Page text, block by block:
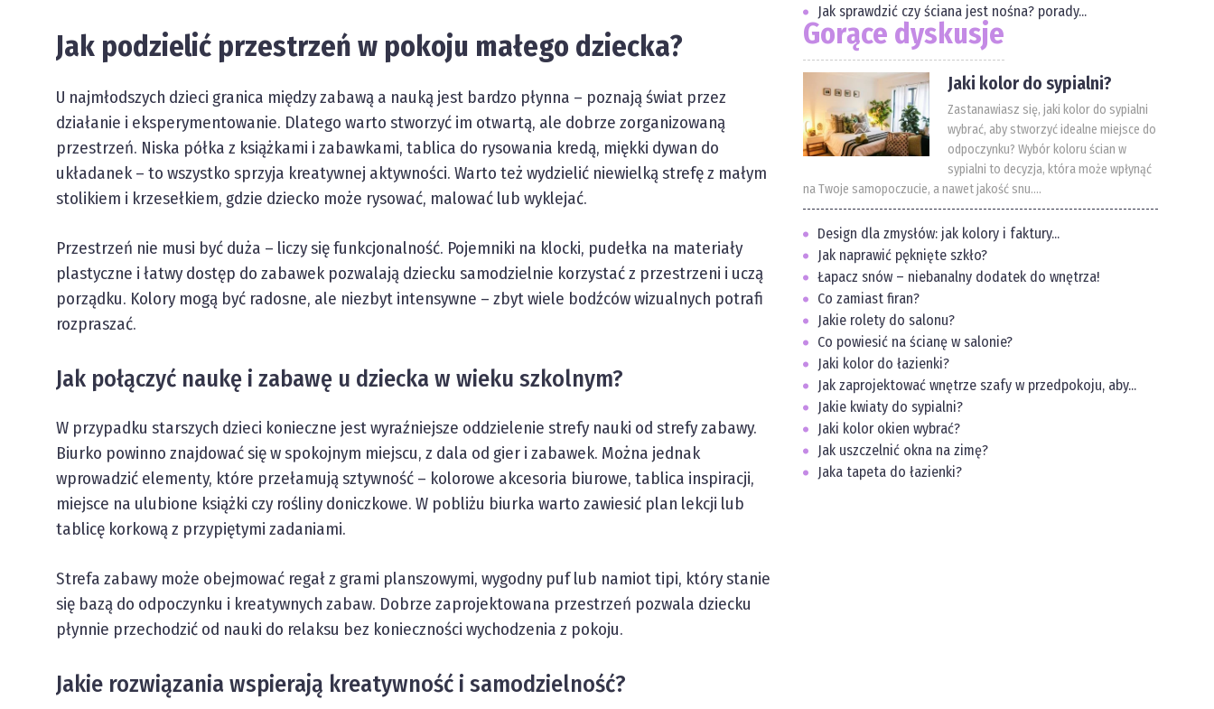
Jak podzielić przestrzeń w pokoju małego dziecka?
U najmłodszych dzieci granica między zabawą a nauką jest bardzo płynna – poznają świat przez
działanie i eksperymentowanie. Dlatego warto stworzyć im otwartą, ale dobrze zorganizowaną
przestrzeń. Niska półka z książkami i zabawkami, tablica do rysowania kredą, miękki dywan do
układanek – to wszystko sprzyja kreatywnej aktywności. Warto też wydzielić niewielką strefę z małym
stolikiem i krzesełkiem, gdzie dziecko może rysować, malować lub wyklejać.
Przestrzeń nie musi być duża – liczy się funkcjonalność. Pojemniki na klocki, pudełka na materiały
plastyczne i łatwy dostęp do zabawek pozwalają dziecku samodzielnie korzystać z przestrzeni i uczą
porządku. Kolory mogą być radosne, ale niezbyt intensywne – zbyt wiele bodźców wizualnych potrafi
rozpraszać.
Jak połączyć naukę i zabawę u dziecka w wieku szkolnym?
W przypadku starszych dzieci konieczne jest wyraźniejsze oddzielenie strefy nauki od strefy zabawy.
Biurko powinno znajdować się w spokojnym miejscu, z dala od gier i zabawek. Można jednak
wprowadzić elementy, które przełamują sztywność – kolorowe akcesoria biurowe, tablica inspiracji,
miejsce na ulubione książki czy rośliny doniczkowe. W pobliżu biurka warto zawiesić plan lekcji lub
tablicę korkową z przypiętymi zadaniami.
Strefa zabawy może obejmować regał z grami planszowymi, wygodny puf lub namiot tipi, który stanie
się bazą do odpoczynku i kreatywnych zabaw. Dobrze zaprojektowana przestrzeń pozwala dziecku
płynnie przechodzić od nauki do relaksu bez konieczności wychodzenia z pokoju.
Jakie rozwiązania wspierają kreatywność i samodzielność?
Jak sprawdzić czy ściana jest nośna? porady...
Gorące dyskusje
Jaki kolor do sypialni?
Zastanawiasz się, jaki kolor do sypialni
wybrać, aby stworzyć idealne miejsce do
odpoczynku? Wybór koloru ścian w
sypialni to decyzja, która może wpłynąć
na Twoje samopoczucie, a nawet jakość snu....
Design dla zmysłów: jak kolory i faktury...
Jak naprawić pęknięte szkło?
Łapacz snów – niebanalny dodatek do wnętrza!
Co zamiast firan?
Jakie rolety do salonu?
Co powiesić na ścianę w salonie?
Jaki kolor do łazienki?
Jak zaprojektować wnętrze szafy w przedpokoju, aby...
Jakie kwiaty do sypialni?
Jaki kolor okien wybrać?
Jak uszczelnić okna na zimę?
Jaka tapeta do łazienki?